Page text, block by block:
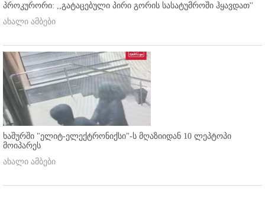
პროკურორი: ,,გატაცებული პირი გორის სასატუმროში ჰყავდათ''
ახალი ამბები
ხაშურში "ელიტ-ელექტრონიქსი"-ს მღაზიიდან 10 ლეპტოპი
მოიპარეს
ახალი ამბები